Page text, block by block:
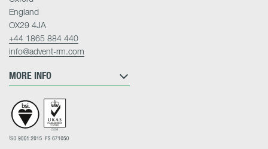
MORE INFO
England
OX29 4JA
+44 1865 884 440
info@advent-rm.com